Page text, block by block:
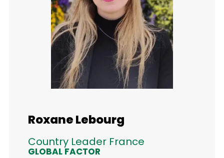
Roxane Lebourg
Country Leader France
GLOBAL FACTOR